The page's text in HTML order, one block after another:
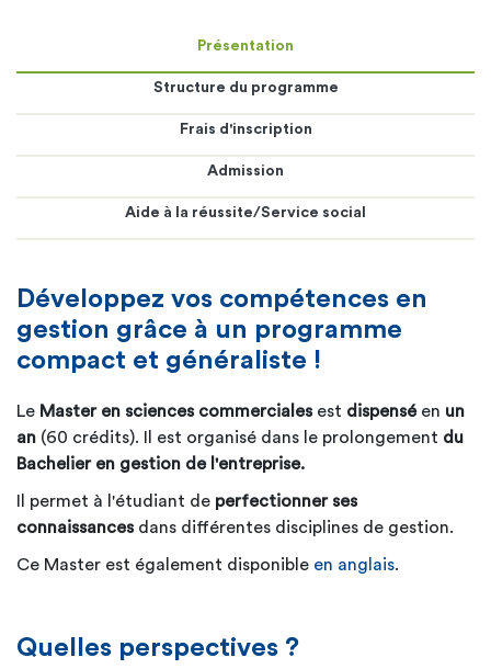
Présentation
Structure du programme
Frais d'inscription
Admission
Aide à la réussite/Service social
Développez vos compétences en
gestion grâce à un programme
compact et généraliste !
Le Master en sciences commercialesest dispensé en un
an (60 crédits). Il est organisé dans le prolongement du
Bachelier en gestion de l'entreprise.
Il permet à l'étudiant de perfectionner ses
connaissancesdans différentes disciplines de gestion.
Ce Master est également disponible en anglais.
Quelles perspectives ?